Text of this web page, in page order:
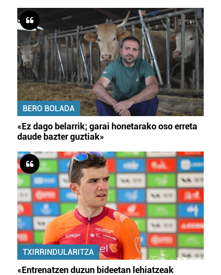
BERO BOLADA
«Ez dago belarrik; garai honetarako oso erreta
daude bazter guztiak»
TXIRRINDULARITZA
«Entrenatzen duzun bideetan lehiatzeak